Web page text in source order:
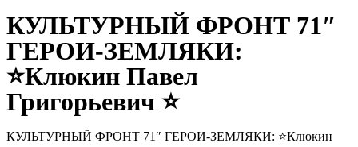
КУЛЬТУРНЫЙ ФРОНТ 71″
ГЕРОИ-ЗЕМЛЯКИ:
⭐Клюкин Павел
Григорьевич ⭐
КУЛЬТУРНЫЙ ФРОНТ 71″ ГЕРОИ-ЗЕМЛЯКИ: ⭐Клюкин